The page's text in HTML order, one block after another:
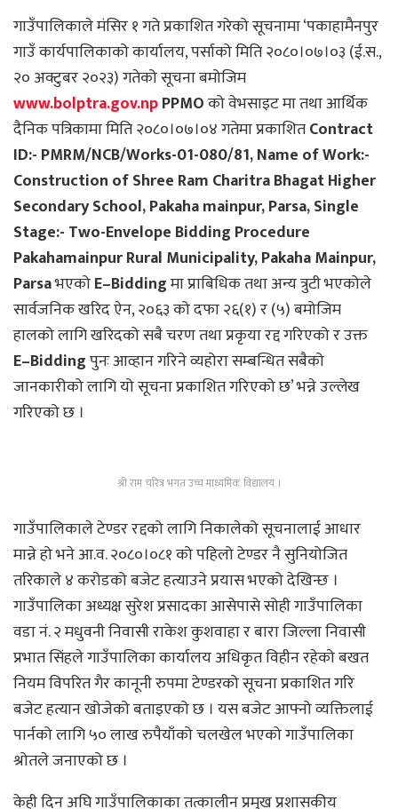
गाउँपालिकाले मंसिर १ गते प्रकाशित गरेको सूचनामा ‘पकाहामैनपुर
गाउँ कार्यपालिकाको कार्यालय, पर्साको मिति २०८०।०७।०३ (ई.स.,
२० अक्टुबर २०२३) गतेको सूचना बमोजिम
www.bolptra.gov.npPPMOको वेभसाइट मा तथा आर्थिक
दैनिक पत्रिकामा मिति २०८०।०७।०४ गतेमा प्रकाशितContract
ID:- PMRM/NCB/Works-01-080/81, Name of Work:-
Construction of Shree Ram Charitra Bhagat Higher
Secondary School, Pakaha mainpur, Parsa, Single
Stage:- Two-Envelope Bidding Procedure
Pakahamainpur Rural Municipality, Pakaha Mainpur,
ParsaभएकोE–Biddingमा प्राबिधिक तथा अन्य त्रुटी भएकोले
सार्वजनिक खरिद ऐन, २०६३ को दफा २६(१) र (५) बमोजिम
हालको लागि खरिदको सबै चरण तथा प्रकृया रद्द गरिएको र उक्त
E–Biddingपुनः आव्हान गरिने व्यहोरा सम्बन्धित सबैको
जानकारीको लागि यो सूचना प्रकाशित गरिएको छ’ भन्ने उल्लेख
गरिएको छ ।
श्री राम चरित्र भगत उच्च माध्यमिक विद्यालय ।
गाउँपालिकाले टेण्डर रद्दको लागि निकालेको सूचनालाई आधार
मान्ने हो भने आ.व. २०८०।०८१ को पहिलो टेण्डर नै सुनियोजित
तरिकाले ४ करोडको बजेट हत्याउने प्रयास भएको देखिन्छ ।
गाउँपालिका अध्यक्ष सुरेश प्रसादका आसेपासे सोही गाउँपालिका
वडा नं. २ मधुवनी निवासी राकेश कुशवाहा र बारा जिल्ला निवासी
प्रभात सिंहले गाउँपालिका कार्यालय अधिकृत विहीन रहेको बखत
नियम विपरित गैर कानूनी रुपमा टेण्डरको सूचना प्रकाशित गरि
बजेट हत्यान खोजेको बताइएको छ । यस बजेट आफ्नो व्यक्तिलाई
पार्नको लागि ५० लाख रुपैयाँको चलखेल भएको गाउँपालिका
श्रोतले जनाएको छ ।
केही दिन अघि गाउँपालिकाका तत्कालीन प्रमुख प्रशासकीय